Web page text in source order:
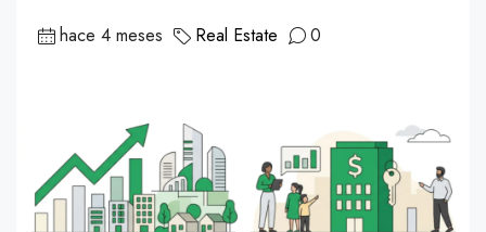
hace 4 meses Real Estate 0